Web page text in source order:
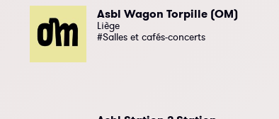
Asbl Wagon Torpille (OM)
Liège
#Salles et cafés-concerts